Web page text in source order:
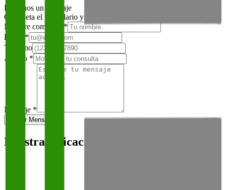
Envíanos un mensaje
Completa el formulario y te responderemos a la brevedad
Nombre completo *
Email *
Teléfono
Asunto *
Mensaje *
Enviar Mensaje
Nuestra Ubicación